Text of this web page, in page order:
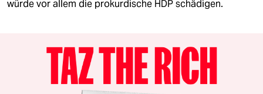
würde vor allem die prokurdische HDP schädigen.